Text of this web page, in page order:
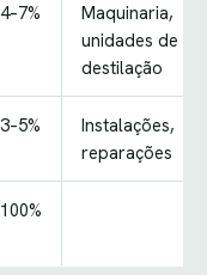
4–7%
Maquinaria,
unidades de
destilação
3–5%
Instalações,
reparações
100%